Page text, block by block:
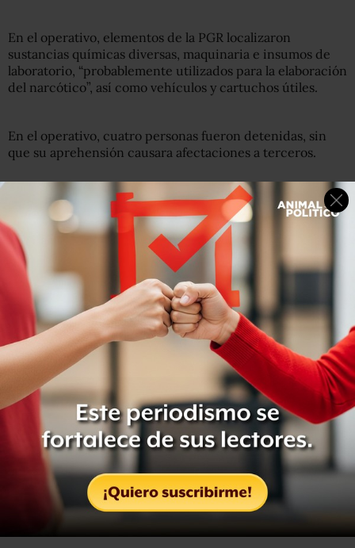
En el operativo, elementos de la PGR localizaron
sustancias químicas diversas, maquinaria e insumos de
laboratorio, “probablemente utilizados para la elaboración
del narcótico”, así como vehículos y cartuchos útiles.
En el operativo, cuatro personas fueron detenidas, sin
que su aprehensión causara afectaciones a terceros.
En su ejecución, los elementos de la#PGR
localizaron
sustancias químicas diversas, maquinaria e insumos de
laboratorio, probablemente utilizados para la elaboración
del narcótico, así como vehículos y cartuchos útiles, y
detuvieron a cuatro personas.
https://t.co/XBJuMMKnUJ
pic.twitter.com/V83W4pP1Lg
— FGR México (@FGRMexico)December 12, 2018